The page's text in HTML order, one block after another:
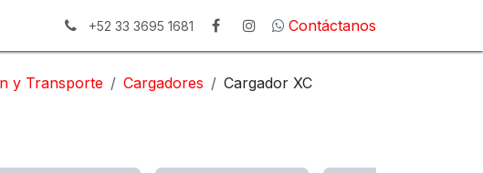
+52 33 3695 1681 Contáctanos
y Transporte Cargadores Cargador XC